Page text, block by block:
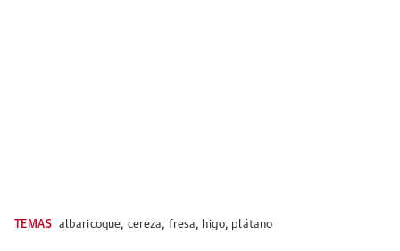
TEMAS albaricoque, cereza, fresa, higo, plátano